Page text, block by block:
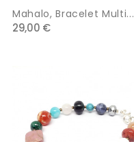
Mahalo, Bracelet Multi...
29,00 €